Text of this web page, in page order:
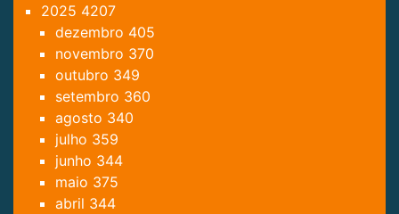
2025 4207
dezembro 405
novembro 370
outubro 349
setembro 360
agosto 340
julho 359
junho 344
maio 375
abril 344